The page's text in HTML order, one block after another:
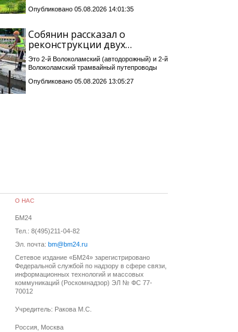
Опубликовано 05.08.2026 14:01:35
Собянин рассказал о
реконструкции двух…
Это 2-й Волоколамский (автодорожный) и 2-й
Волоколамский трамвайный путепроводы
Опубликовано 05.08.2026 13:05:27
О НАС
БМ24
Тел.: 8(495)211-04-82
Эл. почта: bm@bm24.ru
Сетевое издание «БМ24» зарегистрировано
Федеральной службой по надзору в сфере связи,
информационных технологий и массовых
коммуникаций (Роскомнадзор) ЭЛ № ФС 77-
70012
Учредитель: Ракова М.С.
Россия, Москва